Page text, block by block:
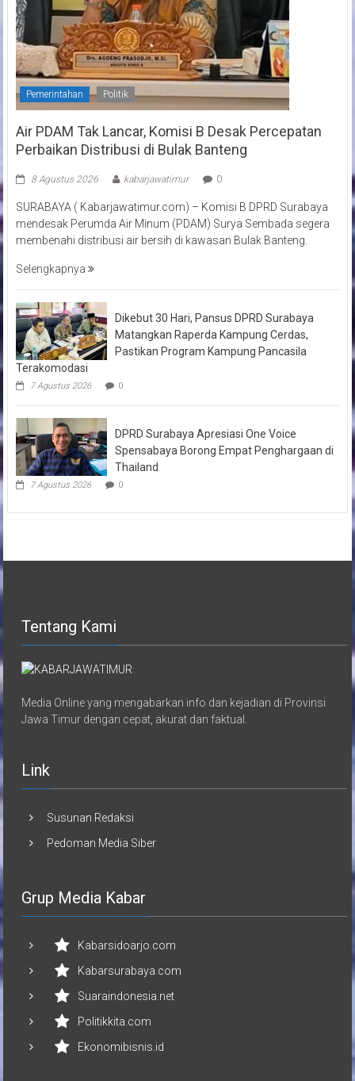
Pemerintahan Politik
Air PDAM Tak Lancar, Komisi B Desak Percepatan
Perbaikan Distribusi di Bulak Banteng
8 Agustus 2026 kabarjawatimur 0
SURABAYA ( Kabarjawatimur.com) – Komisi B DPRD Surabaya
mendesak Perumda Air Minum (PDAM) Surya Sembada segera
membenahi distribusi air bersih di kawasan Bulak Banteng.
Selengkapnya
Dikebut 30 Hari, Pansus DPRD Surabaya
Matangkan Raperda Kampung Cerdas,
Pastikan Program Kampung Pancasila
Terakomodasi
7 Agustus 2026 0
DPRD Surabaya Apresiasi One Voice
Spensabaya Borong Empat Penghargaan di
Thailand
7 Agustus 2026 0
Tentang Kami
Media Online yang mengabarkan info dan kejadian di Provinsi
Jawa Timur dengan cepat, akurat dan faktual.
Link
Susunan Redaksi
Pedoman Media Siber
Grup Media Kabar
Kabarsidoarjo.com
Kabarsurabaya.com
Suaraindonesia.net
Politikkita.com
Ekonomibisnis.id